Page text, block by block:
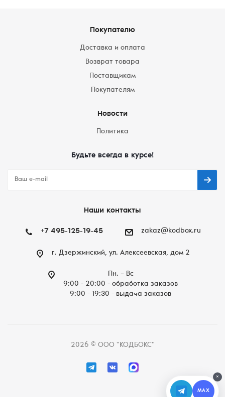
Покупателю
Доставка и оплата
Возврат товара
Поставщикам
Покупателям
Новости
Политика
Будьте всегда в курсе!
Наши контакты
+7 495-125-19-45 zakaz@kodbox.ru
г. Дзержинский, ул. Алексеевская, дом 2
Пн. – Вc
9:00 - 20:00 - обработка заказов
9:00 - 19:30 - выдача заказов
2026 © ООО "КОДБОКС"
×
MAX